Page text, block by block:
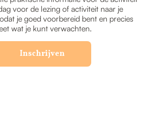
voor de lezing of activiteit naar je
je goed voorbereid bent en precies
wat je kunt verwachten.
Inschrijven